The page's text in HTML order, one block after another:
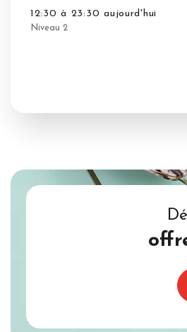
12:30 à 23:30 aujourd'hui
Niveau 2